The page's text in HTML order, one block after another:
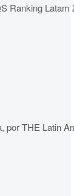
Ranking Latam
por THE Latin